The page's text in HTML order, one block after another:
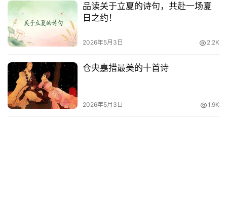
品读关于立夏的诗句，共赴一场夏
日之约！
2026年5月3日 2.2K
仓央嘉措最美的十首诗
2026年5月3日 1.9K